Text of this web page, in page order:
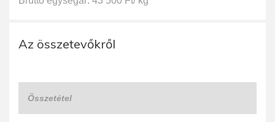
Az összetevőkről
Összetétel